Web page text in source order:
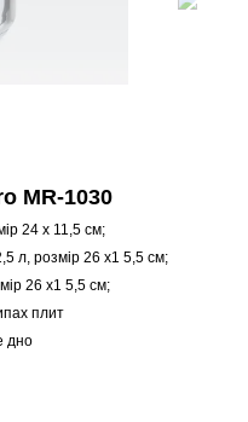
MR-1030
24 х 11,5 см;
л, розмір 26 х1 5,5 см;
26 х1 5,5 см;
плит
дно